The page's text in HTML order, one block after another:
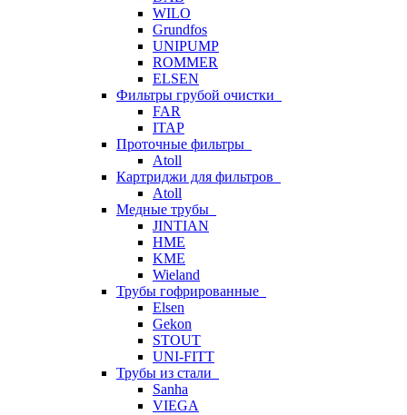
WILO
Grundfos
UNIPUMP
ROMMER
ELSEN
Фильтры грубой очистки
FAR
ITAP
Проточные фильтры
Atoll
Картриджи для фильтров
Atoll
Медные трубы
JINTIAN
HME
KME
Wieland
Трубы гофрированные
Elsen
Gekon
STOUT
UNI-FITT
Трубы из стали
Sanha
VIEGA